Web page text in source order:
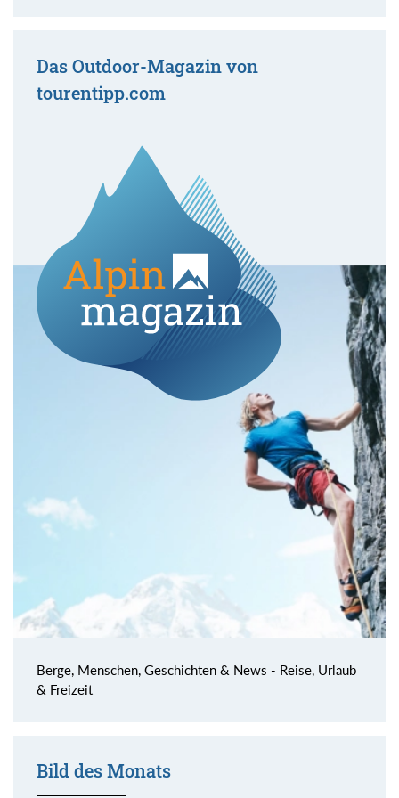
Das Outdoor-Magazin von
tourentipp.com
Berge, Menschen, Geschichten & News - Reise, Urlaub
& Freizeit
Bild des Monats